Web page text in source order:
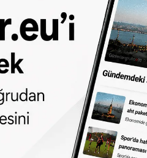
santrallerinin
ve diğer Avrupa ülkeleri
gelsin!
Abone olmak için